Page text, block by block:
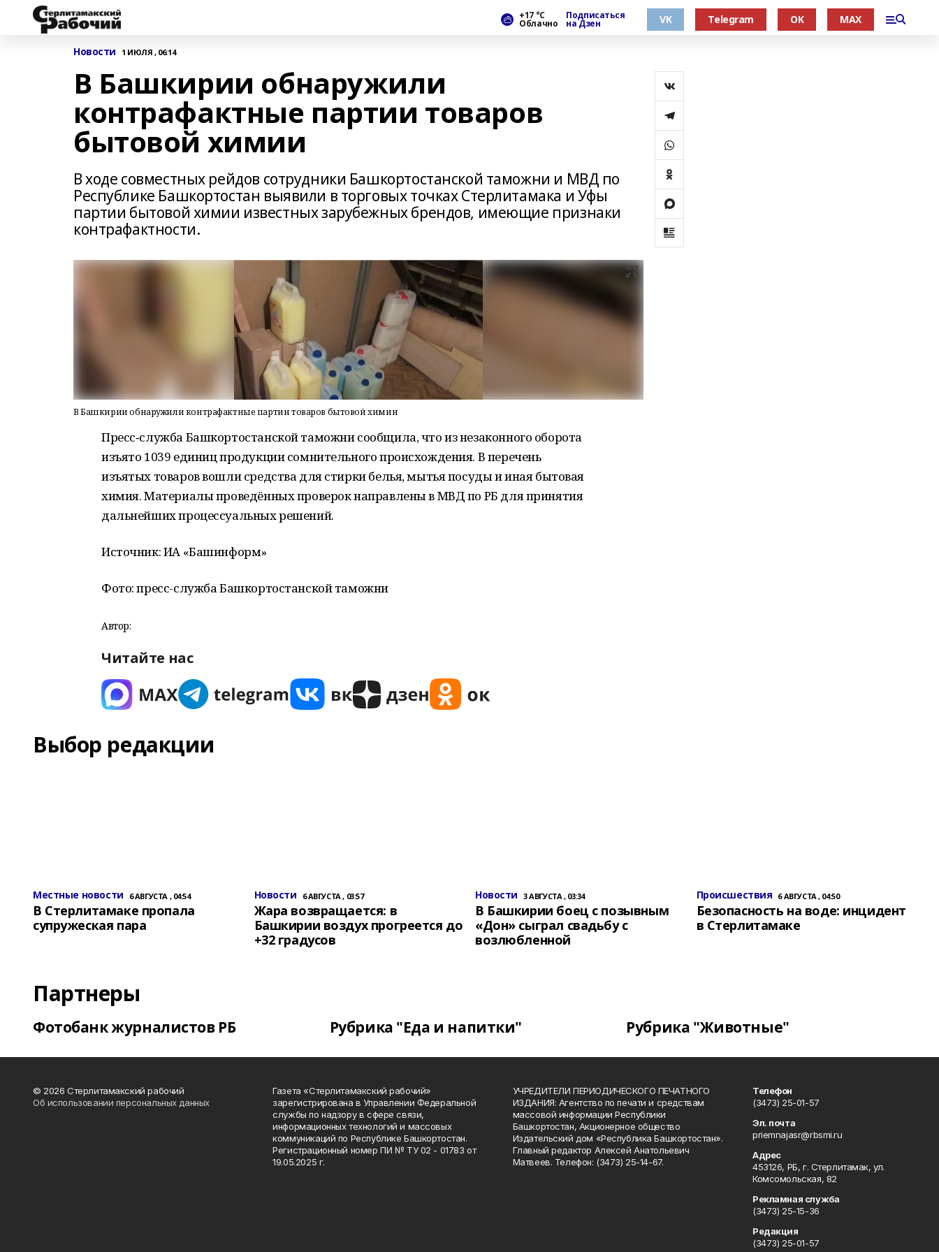
+17 °С
Облачно
Подписаться
на Дзен VK Telegram OK MAX
Новости 1 ИЮЛЯ , 06:14
В Башкирии обнаружили
контрафактные партии товаров
бытовой химии
В ходе совместных рейдов сотрудники Башкортостанской таможни и МВД по
Республике Башкортостан выявили в торговых точках Стерлитамака и Уфы
партии бытовой химии известных зарубежных брендов, имеющие признаки
контрафактности.
В Башкирии обнаружили контрафактные партии товаров бытовой химии
Пресс‑служба Башкортостанской таможни сообщила, что из незаконного оборота
изъято 1039 единиц продукции сомнительного происхождения. В перечень
изъятых товаров вошли средства для стирки белья, мытья посуды и иная бытовая
химия. Материалы проведённых проверок направлены в МВД по РБ для принятия
дальнейших процессуальных решений.
Источник: ИА «Башинформ»
Фото: пресс-служба Башкортостанской таможни
Автор:
Читайте нас
Выбор редакции
Местные новости 6 АВГУСТА , 04:54
В Стерлитамаке пропала
супружеская пара
Новости 6 АВГУСТА , 03:57
Жара возвращается: в
Башкирии воздух прогреется до
+32 градусов
Новости 3 АВГУСТА , 03:34
В Башкирии боец с позывным
«Дон» сыграл свадьбу с
возлюбленной
Происшествия 6 АВГУСТА , 04:50
Безопасность на воде: инцидент
в Стерлитамаке
Партнеры
Фотобанк журналистов РБ Рубрика "Еда и напитки" Рубрика "Животные"
© 2026 Стерлитамакский рабочий
Об использовании персональных данных
Газета «Стерлитамакский рабочий»
зарегистрирована в Управлении Федеральной
службы по надзору в сфере связи,
информационных технологий и массовых
коммуникаций по Республике Башкортостан.
Регистрационный номер ПИ № ТУ 02 - 01783 от
19.05.2025 г.
УЧРЕДИТЕЛИ ПЕРИОДИЧЕСКОГО ПЕЧАТНОГО
ИЗДАНИЯ: Агентство по печати и средствам
массовой информации Республики
Башкортостан, Акционерное общество
Издательский дом «Республика Башкортостан».
Главный редактор Алексей Анатольевич
Матвеев. Телефон: (3473) 25-14-67.
Телефон
(3473) 25-01-57
Эл. почта
priemnajasr@rbsmi.ru
Адрес
453126, РБ, г. Стерлитамак, ул.
Комсомольская, 82
Рекламная служба
(3473) 25-15-36
Редакция
(3473) 25-01-57